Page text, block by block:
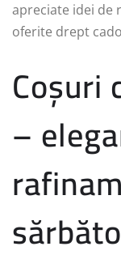
apreciate idei de
oferite drept
Coșuri
–